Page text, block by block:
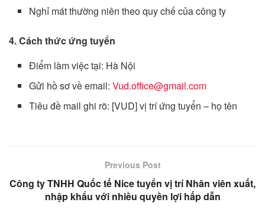
Nghỉ mát thường niên theo quy chế của công ty
4. Cách thức ứng tuyển
Điểm làm việc tại: Hà Nội
Gửi hồ sơ về email:Vud.office@gmail.com
Tiêu đề mail ghi rõ: [VUD] vị trí ứng tuyển – họ tên
Previous Post
Công ty TNHH Quốc tế Nice tuyển vị trí Nhân viên xuất,
nhập khẩu với nhiều quyền lợi hấp dẫn